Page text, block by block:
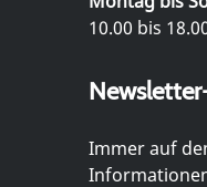
10.00 bis
Immer auf